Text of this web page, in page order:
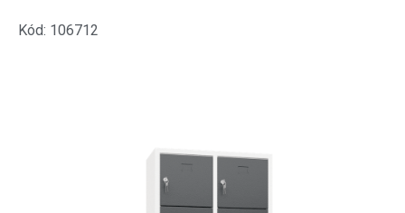
Kód: 106712